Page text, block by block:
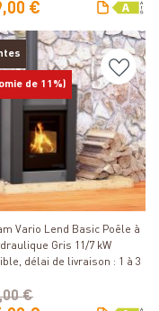
€
de 11%)
Détails
Vario Lend Basic Poêle à
Gris 11/7 kW
délai de livraison : 1 à 3
€